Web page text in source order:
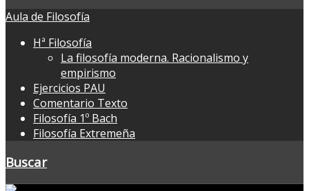
Aula de Filosofía
Hª Filosofía
La filosofía moderna. Racionalismo y
empirismo
Ejercicios PAU
Comentario Texto
Filosofía 1º Bach
Filosofía Extremeña
Buscar